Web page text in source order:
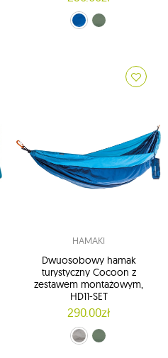
niebieski (HS114-SET)
zielony (HS118-SET)
HAMAKI
Dwuosobowy hamak
turystyczny Cocoon z
zestawem montażowym,
HD11-SET
290.00zł
niebieski (HD114-SET)
zielony (HD118-SET)